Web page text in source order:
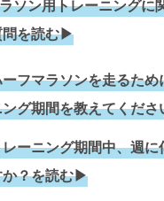
ソン用トレーニングに
問を読む▶︎
ーフマラソンを走るため
ング期間を教えてくだ
レーニング期間中、週に
か？を読む▶︎